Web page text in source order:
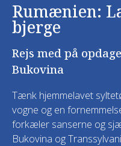
Rumænien:
bjerge
Rejs med på
Bukovina
Tænk hjemmelavet
vogne og en
forkæler sanserne og
Bukovina og